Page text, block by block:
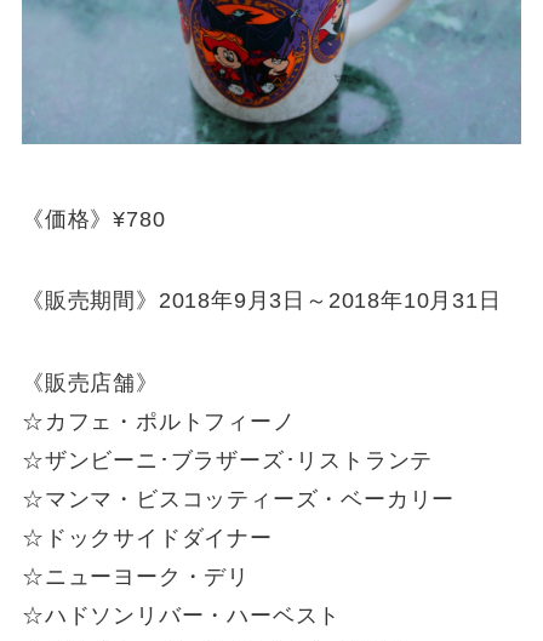
《価格》¥780
《販売期間》2018年9月3日～2018年10月31日
《販売店舗》
☆カフェ・ポルトフィーノ
☆ザンビーニ･ブラザーズ･リストランテ
☆マンマ・ビスコッティーズ・ベーカリー
☆ドックサイドダイナー
☆ニューヨーク・デリ
☆ハドソンリバー・ハーベスト